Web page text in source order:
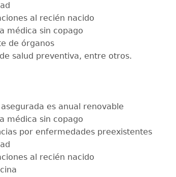
al recién nacido
médica sin copago
de órganos
salud preventiva, entre otros.
es anual renovable
médica sin copago
por enfermedades preexistentes
al recién nacido